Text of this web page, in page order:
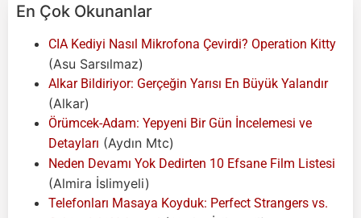
En Çok Okunanlar
CIA Kediyi Nasıl Mikrofona Çevirdi? Operation Kitty
(Asu Sarsılmaz)
Alkar Bildiriyor: Gerçeğin Yarısı En Büyük Yalandır
(Alkar)
Örümcek-Adam: Yepyeni Bir Gün İncelemesi ve
Detayları (Aydın Mtc)
Neden Devamı Yok Dedirten 10 Efsane Film Listesi
(Almira İslimyeli)
Telefonları Masaya Koyduk: Perfect Strangers vs.